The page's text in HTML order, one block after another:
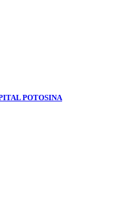
POTOSINA